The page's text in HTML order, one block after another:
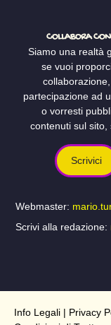
COLLABORA
Siamo una realtà
se vuoi
partecipazione ad
o vorresti
contenuti sul sito,
Scrivici
Webmaster:
Scrivi alla redazione:
Info Legali | Privacy